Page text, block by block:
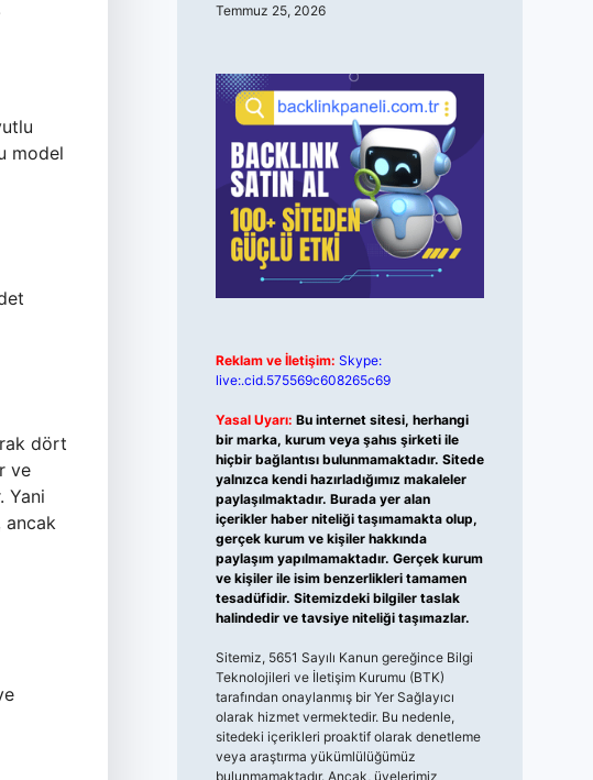
model
dört
ve
Yani
ancak
Temmuz 25, 2026
Reklam ve İletişim: Skype:
live:.cid.575569c608265c69
Yasal Uyarı: Bu internet sitesi, herhangi
bir marka, kurum veya şahıs şirketi ile
hiçbir bağlantısı bulunmamaktadır. Sitede
yalnızca kendi hazırladığımız makaleler
paylaşılmaktadır. Burada yer alan
içerikler haber niteliği taşımamakta olup,
gerçek kurum ve kişiler hakkında
paylaşım yapılmamaktadır. Gerçek kurum
ve kişiler ile isim benzerlikleri tamamen
tesadüfidir. Sitemizdeki bilgiler taslak
halindedir ve tavsiye niteliği taşımazlar.
Sitemiz, 5651 Sayılı Kanun gereğince Bilgi
Teknolojileri ve İletişim Kurumu (BTK)
tarafından onaylanmış bir Yer Sağlayıcı
olarak hizmet vermektedir. Bu nedenle,
sitedeki içerikleri proaktif olarak denetleme
veya araştırma yükümlülüğümüz
bulunmamaktadır. Ancak, üyelerimiz